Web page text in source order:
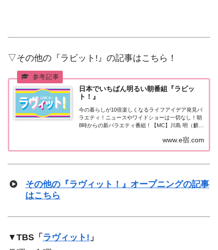
▽その他の『ラビット!』の記事はこちら！
日本でいちばん明るい朝番組『ラビッ
ト！』
今の暮らしが10倍楽しくなるライフアイデア発見バ
ラエティ！ニュースやワイドショーは一切なし！朝
8時からの新バラエティ番組！【MC】川島 明（麒
www.e宿.com
その他の『ラヴィット！』オープニングの記事
はこちら
▼ TBS「 ラヴィット! 」